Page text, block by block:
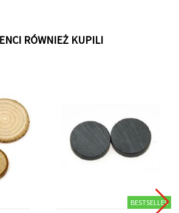
RÓWNIEŻ KUPILI
BESTSELLER